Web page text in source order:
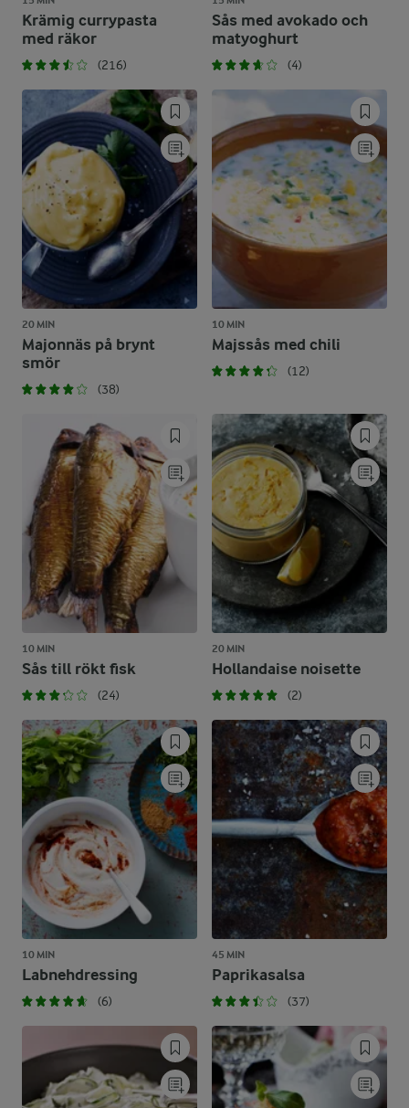
Krämig currypasta
med räkor
(216)
Sås med avokado och
matyoghurt
(4)
20 MIN
Majonnäs på brynt
smör
(38)
10 MIN
Majssås med chili
(12)
10 MIN
Sås till rökt fisk
(24)
20 MIN
Hollandaise noisette
(2)
10 MIN
Labnehdressing
(6)
45 MIN
Paprikasalsa
(37)